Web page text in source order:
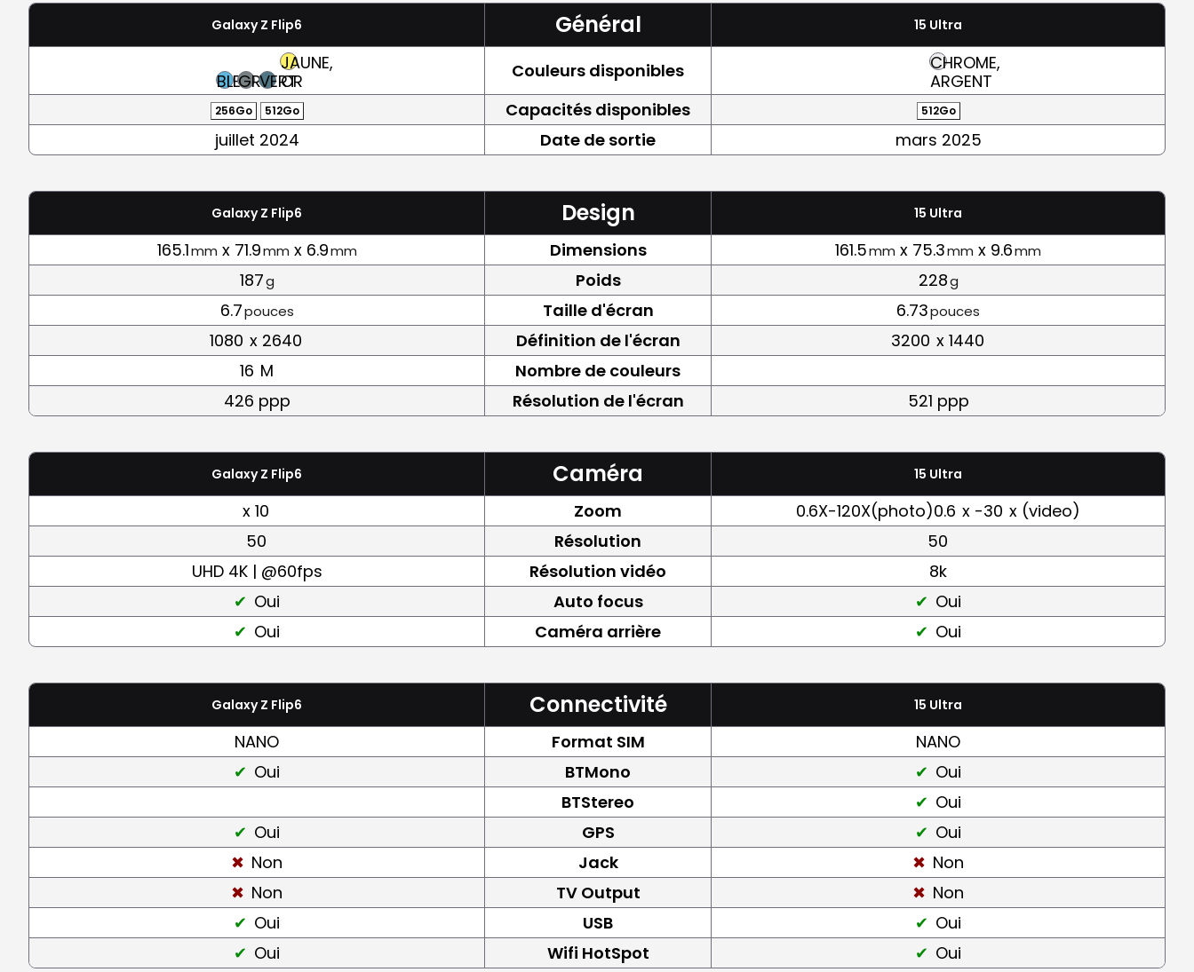
Galaxy Z Flip6 Général 15 Ultra
BLEUGRISVERT
JAUNE,
OR
Couleurs disponibles
CHROME,
ARGENT
256Go 512Go Capacités disponibles 512Go
juillet 2024 Date de sortie mars 2025
Galaxy Z Flip6 Design 15 Ultra
165.1mm x 71.9mm x 6.9mm Dimensions 161.5mm x 75.3mm x 9.6mm
187g Poids 228g
6.7pouces Taille d'écran 6.73pouces
1080 x 2640 Définition de l'écran 3200 x 1440
16 M
Nombre de couleurs
426 ppp
Résolution de l'écran 521 ppp
Galaxy Z Flip6 Caméra 15 Ultra
x 10 Zoom 0.6X-120X(photo)0.6 x -30 x (video)
50
Résolution
50
UHD 4K | @60fps
Résolution vidéo
8k
Oui
Auto focus
Oui
Oui
Caméra arrière Oui
Galaxy Z Flip6 Connectivité 15 Ultra
NANO Format SIM
NANO
Oui
BTMono
Oui
BTStereo
Oui
Oui
GPS
Oui
Non
Jack
Non
Non
TV Output
Non
Oui
USB
Oui
Oui
Wifi HotSpot Oui